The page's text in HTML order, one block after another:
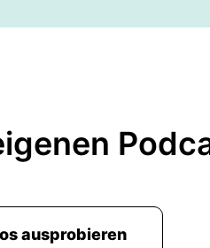
ausprobieren